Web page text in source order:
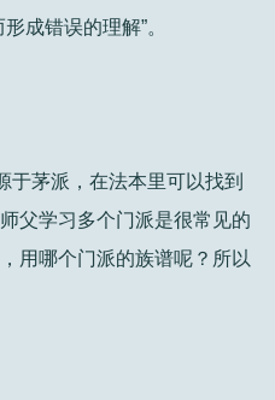
成错误的理解”。
于茅派，在法本里可以找到
父学习多个门派是很常见的
用哪个门派的族谱呢？所以